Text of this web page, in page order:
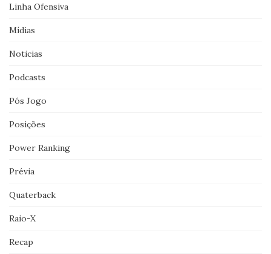
Linha Ofensiva
Mídias
Noticias
Podcasts
Pós Jogo
Posições
Power Ranking
Prévia
Quaterback
Raio-X
Recap